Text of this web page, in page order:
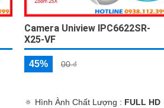
Camera Uniview IPC6622SR-
X25-VF
45% 00 ₫
🔅 Hình Ành Chất Lượng : FULL HD